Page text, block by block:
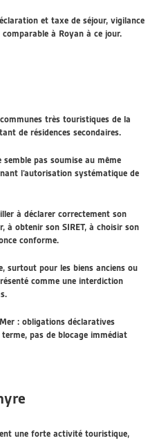
et taxe de séjour, vigilance
à Royan à ce jour.
très touristiques de la
de résidences secondaires.
pas soumise au même
l’autorisation systématique de
à déclarer correctement son
à obtenir son SIRET, à choisir son
conforme.
surtout pour les biens anciens ou
comme une interdiction
: obligations déclaratives
pas de blocage immédiat
une forte activité touristique,